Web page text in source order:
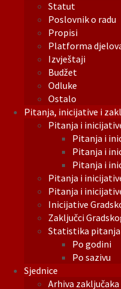
Statut
Poslovnik o radu
Propisi
Platforma
Izvještaji
Budžet
Odluke
Ostalo
Pitanja, inicijative i
Pitanja i
Pitanja i
Pitanja i
Pitanja i
Pitanja i
Pitanja i
Inicijative
Zaključci
Statistika
Po godini
Po sazivu
Sjednice
Arhiva zaključaka